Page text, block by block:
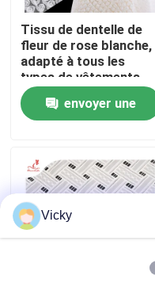
Contrôle de qualité
Contactez-nous
Demandez une
Exhibition Information
tissu brodé de
équilibre brodé de
Tissu de dentelle de
fleur de rose blanche,
adapté à tous les
types de vêtements,
support de tissus sur
mesure.envoyer une
Vicky